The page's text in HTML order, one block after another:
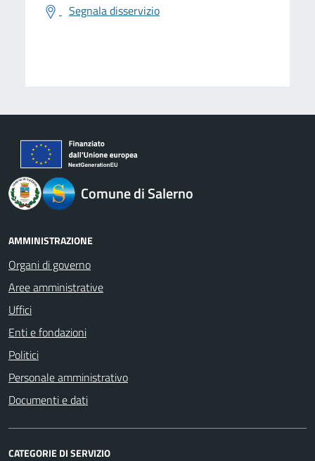
Segnala disservizio
logo Unione Europea
Comune di Salerno
AMMINISTRAZIONE
Organi di governo
Aree amministrative
Uffici
Enti e fondazioni
Politici
Personale amministrativo
Documenti e dati
CATEGORIE DI SERVIZIO